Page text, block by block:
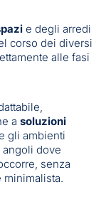
e degli arredi
corso dei diversi
alle fasi
a soluzioni
gli ambienti
dove
senza
minimalista.